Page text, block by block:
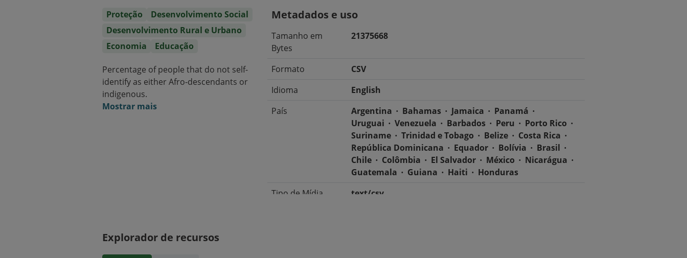
Proteção
Desenvolvimento Social
Desenvolvimento Rural e Urbano
Economia
Educação
Percentage of people that do not self-
identify as either Afro-descendants or
indigenous.
Mostrar mais
Metadados e uso
Tamanho em
Bytes
21375668
Formato
CSV
Idioma
English
País
Argentina Bahamas Jamaica
Panamá
Uruguai
Venezuela Barbados Peru
Porto Rico
Suriname
Trinidad e Tobago Belize
Costa Rica
República Dominicana
Equador Bolívia
Brasil
Chile
Colômbia El Salvador México
Nicarágua
Guatemala
Guiana Haiti
Honduras
Tipo de Mídia
text/csv
Explorador de recursos